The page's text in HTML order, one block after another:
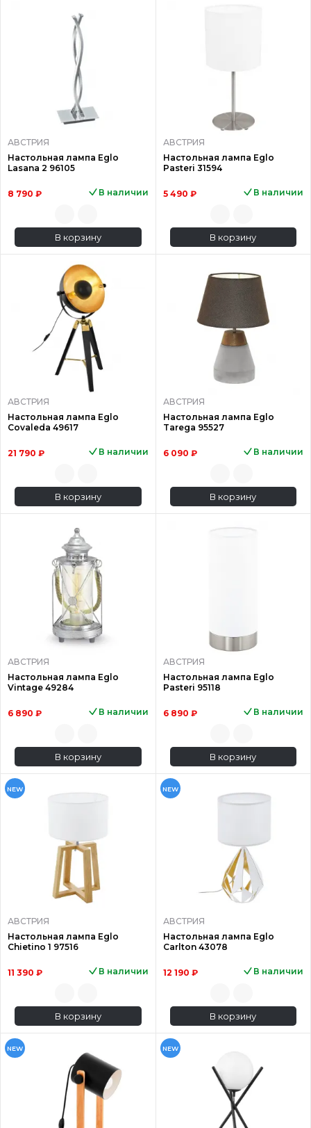
АВСТРИЯ
Настольная лампа Eglo
Lasana 2 96105
8 790 ₽ В наличии
В корзину
АВСТРИЯ
Настольная лампа Eglo
Pasteri 31594
5 490 ₽ В наличии
В корзину
АВСТРИЯ
Настольная лампа Eglo
Covaleda 49617
21 790 ₽ В наличии
В корзину
АВСТРИЯ
Настольная лампа Eglo
Tarega 95527
6 090 ₽ В наличии
В корзину
АВСТРИЯ
Настольная лампа Eglo
Vintage 49284
6 890 ₽ В наличии
В корзину
АВСТРИЯ
Настольная лампа Eglo
Pasteri 95118
6 890 ₽ В наличии
В корзину
NEW
АВСТРИЯ
Настольная лампа Eglo
Chietino 1 97516
11 390 ₽ В наличии
В корзину
NEW
АВСТРИЯ
Настольная лампа Eglo
Carlton 43078
12 190 ₽ В наличии
В корзину
NEW NEW